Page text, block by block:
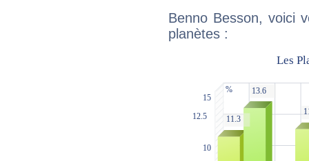
Benno Besson, voici
planètes :